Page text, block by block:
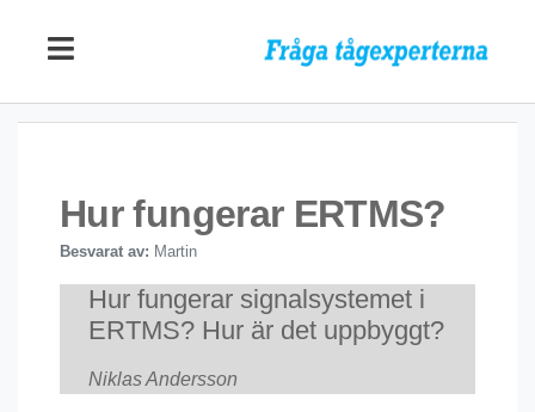
Hur fungerar ERTMS?
Besvarat av: Martin
Hur fungerar signalsystemet i
ERTMS? Hur är det uppbyggt?
Niklas Andersson